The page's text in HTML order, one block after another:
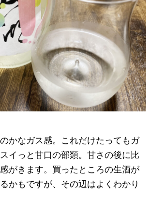
かなガス感。これだけたってもガ
イっと甘口の部類。甘さの後に比
がきます。買ったところの生酒が
かもですが、その辺はよくわかり